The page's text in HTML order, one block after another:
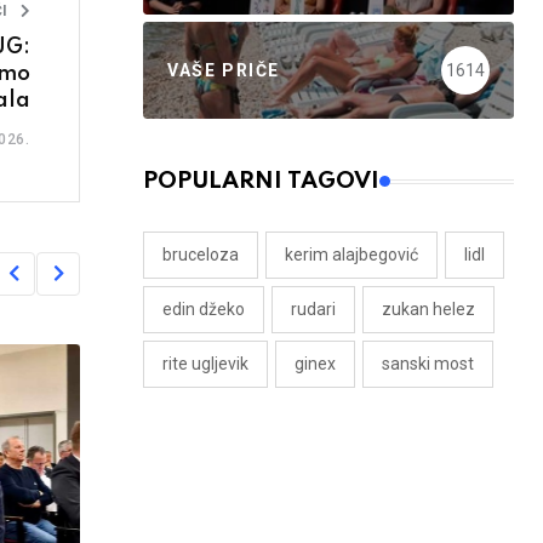
VAŠE PRIČE 1614
POPULARNI TAGOVI
bruceloza kerim alajbegović lidl
edin džeko rudari zukan helez
rite ugljevik ginex sanski most